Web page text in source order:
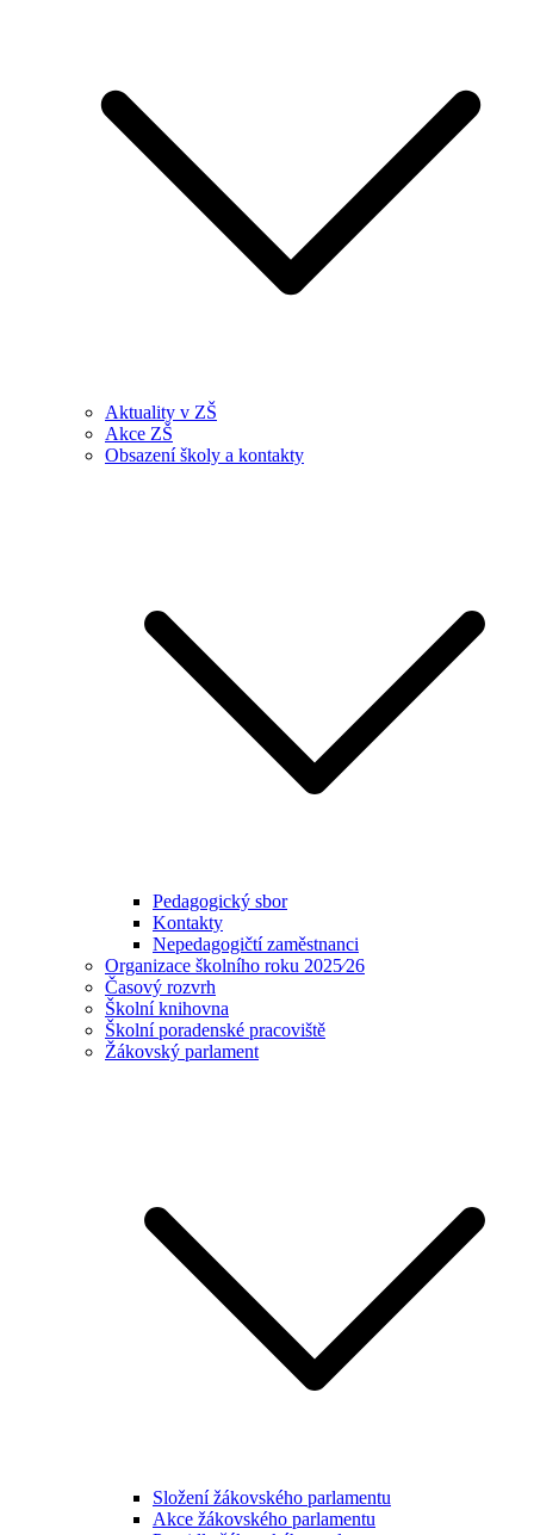
Aktuality v ZŠ
Akce ZŠ
Obsazení školy a kontakty
Pedagogický sbor
Kontakty
Nepedagogičtí zaměstnanci
Organizace školního roku 2025⁄26
Časový rozvrh
Školní knihovna
Školní poradenské pracoviště
Žákovský parlament
Složení žákovského parlamentu
Akce žákovského parlamentu